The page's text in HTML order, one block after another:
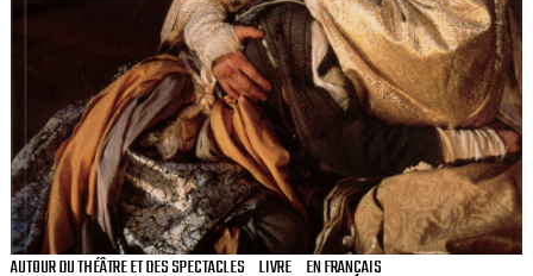
AUTOUR DU THÉÂTRE ET DES SPECTACLES LIVRE EN FRANÇAIS